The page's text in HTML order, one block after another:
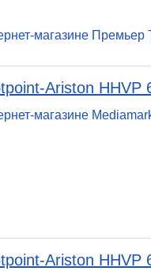
магазине Премьер
Ariston HHVP
магазине
Ariston HHVP